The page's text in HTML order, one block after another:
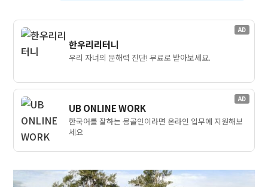
AD
한우리리터니
우리 자녀의 문해력 진단! 무료로 받아보세요.
AD
UB ONLINE WORK
한국어를 잘하는 몽골인이라면 온라인 업무에 지원해보
세요